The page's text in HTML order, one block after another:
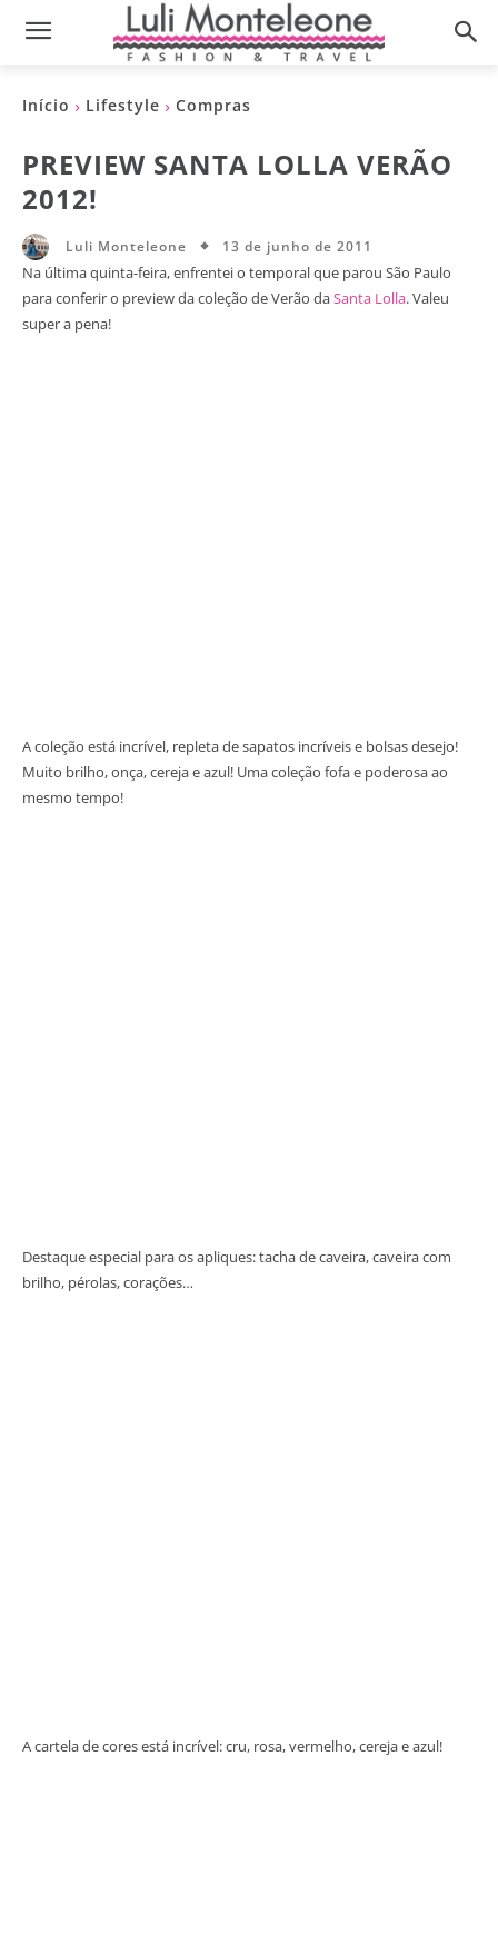
Início Lifestyle Compras
PREVIEW SANTA LOLLA VERÃO
2012!
Luli Monteleone 13 de junho de 2011
Na última quinta-feira, enfrentei o temporal que parou São Paulo
para conferir o preview da coleção de Verão daSanta Lolla. Valeu
super a pena!
A coleção está incrível, repleta de sapatos incríveis e bolsas desejo!
Muito brilho, onça, cereja e azul! Uma coleção fofa e poderosa ao
mesmo tempo!
Destaque especial para os apliques: tacha de caveira, caveira com
brilho, pérolas, corações…
A cartela de cores está incrível: cru, rosa, vermelho, cereja e azul!